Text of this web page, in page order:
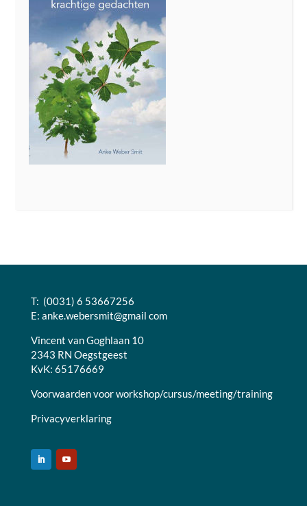
T: (0031) 6 53667256
E: anke.webersmit@gmail com
Vincent van Goghlaan 10
2343 RN Oegstgeest
KvK: 65176669
Voorwaarden voor workshop/cursus/meeting/training
Privacyverklaring